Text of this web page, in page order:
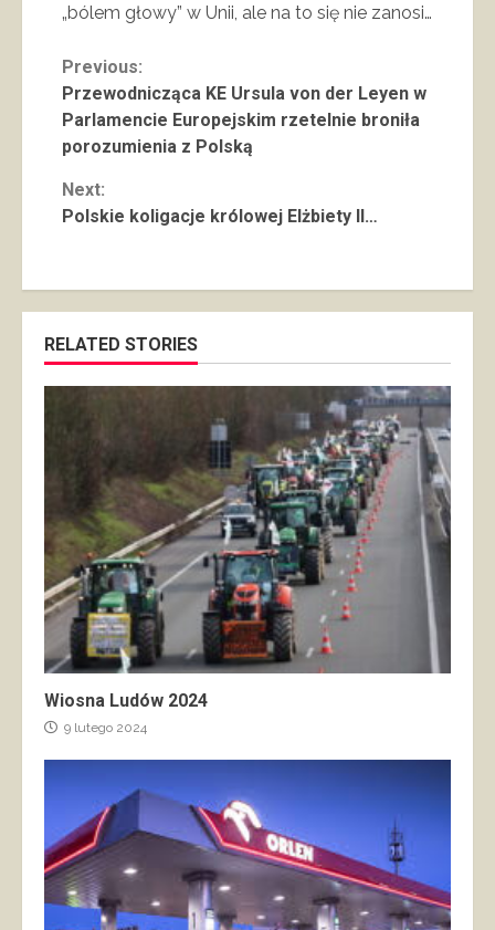
„bólem głowy” w Unii, ale na to się nie zanosi…
Continue
Reading
Previous:
Przewodnicząca KE Ursula von der Leyen w
Parlamencie Europejskim rzetelnie broniła
porozumienia z Polską
Next:
Polskie koligacje królowej Elżbiety II…
RELATED STORIES
Wiosna Ludów 2024
9 lutego 2024